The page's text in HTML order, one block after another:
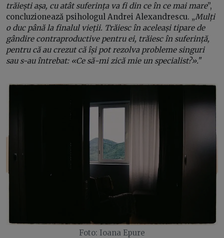
trăiești așa, cu atât suferința va fi din ce în ce mai mare”,
concluzionează psihologul Andrei Alexandrescu. „Mulți
o duc până la finalul vieții. Trăiesc în aceleași tipare de
gândire contraproductive pentru ei, trăiesc în suferință,
pentru că au crezut că își pot rezolva probleme singuri
sau s-au întrebat: «Ce să-mi zică mie un specialist?»."
Foto: Ioana Epure